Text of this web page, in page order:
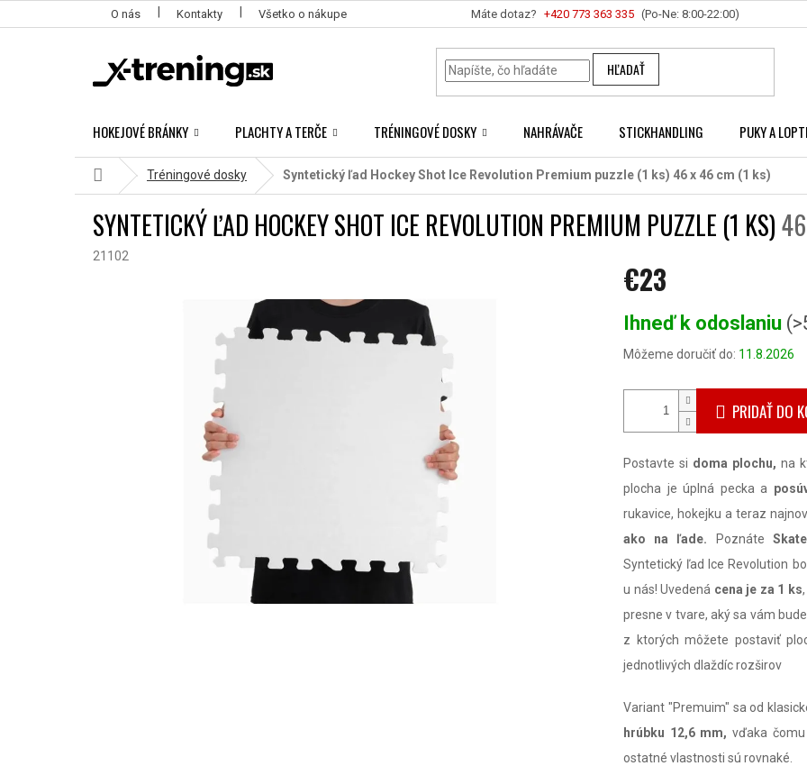
na
+420 ‭773 363 335
O nás Kontakty Všetko o nákupe
HĽADAŤ
HOKEJOVÉ BRÁNKY PLACHTY A TERČE TRÉNINGOVÉ DOSKY NAHRÁVAČE STICKHANDLING PUKY A
DomovTréningové dosky Syntetický ľad Hockey Shot Ice Revolution Premium puzzle (1 ks) 46 x 46 cm (1 ks)
SYNTETICKÝ ĽAD HOCKEY SHOT ICE REVOLUTION PREMIUM PUZZLE (1 KS)
21102
€23
cena:
Ihneď k odoslaniu
Môžeme doručiť do: 11.8.2026
PRIDAŤ DO
Postavte si doma plochu, na
plocha je úplná pecka a
rukavice, hokejku a teraz
ako na ľade. Poznáte
Syntetický ľad Ice Revolution
u nás! Uvedená cena je za 1 ks
presne v tvare, aký sa vám
z ktorých môžete postaviť
jednotlivých dlaždíc rozširov
Variant "Premuim" sa od
hrúbku 12,6 mm, vďaka
ostatné vlastnosti sú rovnaké.